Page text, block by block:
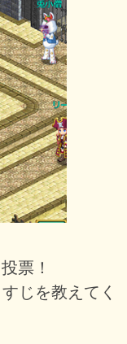
票！
じを教えてく